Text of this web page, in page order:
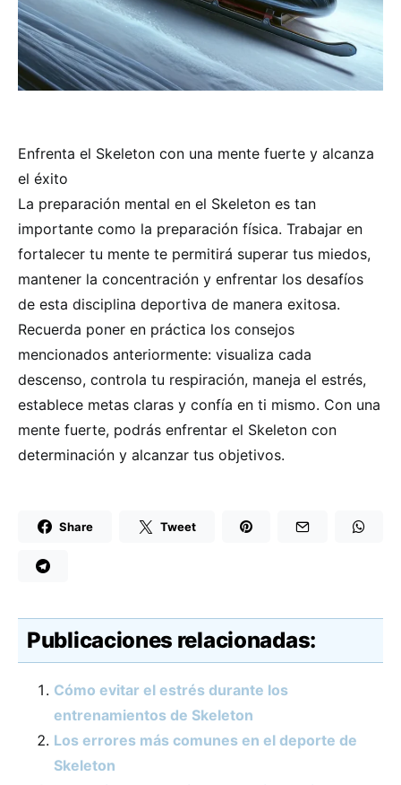
Enfrenta el Skeleton con una mente fuerte y alcanza
el éxito
La preparación mental en el Skeleton es tan
importante como la preparación física. Trabajar en
fortalecer tu mente te permitirá superar tus miedos,
mantener la concentración y enfrentar los desafíos
de esta disciplina deportiva de manera exitosa.
Recuerda poner en práctica los consejos
mencionados anteriormente: visualiza cada
descenso, controla tu respiración, maneja el estrés,
establece metas claras y confía en ti mismo. Con una
mente fuerte, podrás enfrentar el Skeleton con
determinación y alcanzar tus objetivos.
Share Tweet
Publicaciones relacionadas:
Cómo evitar el estrés durante los
entrenamientos de Skeleton
Los errores más comunes en el deporte de
Skeleton